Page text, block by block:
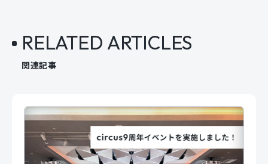
RELATED ARTICLES
関連記事